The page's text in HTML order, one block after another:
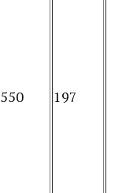
550 197